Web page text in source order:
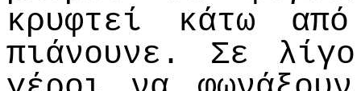
κρυφτεί κάτω
πιάνουνε. Σε